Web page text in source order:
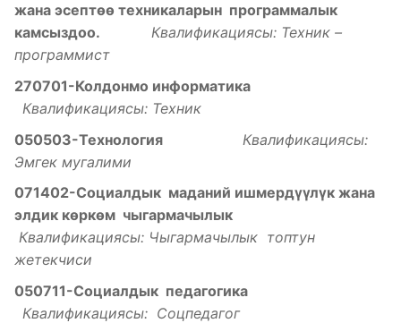
жана эсептѳѳ техникаларын программалык
камсыздоо.
Квалификациясы: Техник –
программист
270701-Колдонмо информатика
Квалификациясы: Техник
050503-Технология
Квалификациясы:
Эмгек мугалими
071402-Социалдык маданий ишмердүүлүк жана
элдик кѳркѳм чыгармачылык
Квалификациясы: Чыгармачылык топтун
жетекчиси
050711-Социалдык педагогика
Квалификациясы: Соцпедагог